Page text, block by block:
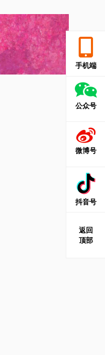
手机端
公众号
微博号
抖音号
返回
顶部